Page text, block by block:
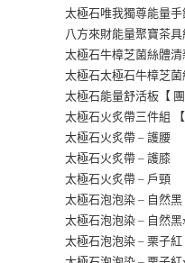
太極石唯我獨尊能量手
八方來財能量聚寶茶具
太極石牛樟芝菌絲體清
太極石太極石牛樟芝菌
太極石能量舒活板【 團
太極石火炙帶三件組 【
太極石火炙帶 – 護腰
太極石火炙帶 – 護膝
太極石火炙帶 – 戶頸
太極石泡泡染 – 自然黑
太極石泡泡染 – 自然黑
太極石泡泡染 – 栗子紅